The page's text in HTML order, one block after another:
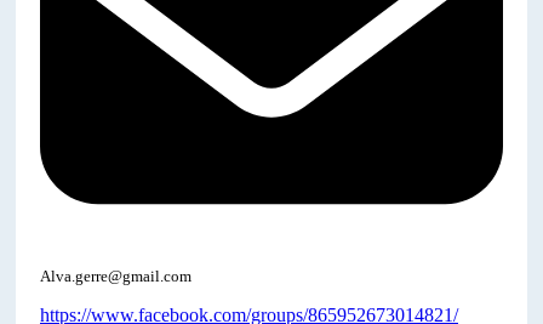
Alva.gerre@gmail.com
https://www.facebook.com/groups/865952673014821/